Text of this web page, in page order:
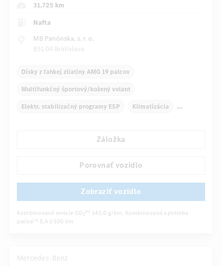
31.725 km
Nafta
MB Panónska, s. r. o.
851 04 Bratislava
Disky z ľahkej zliatiny AMG 19 palcov
Multifunkčný športový/kožený volant
Elektr. stabilizačný programy ESP Klimatizácia
Automatické stmievanie vnútorného/vonkajšieho zrkadla
Záložka
Porovnať vozidlo
Zobraziť vozidlo
Kombinované emisie CO 2 [4] 143,0 g/km, Kombinovaná spotreba
paliva
[4] 5,4 l/100 km
Mercedes-Benz